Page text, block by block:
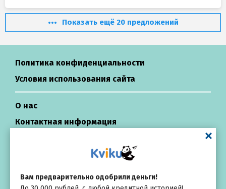
Вам предварительно одобрили деньги!
Показать ещё 20 предложений
Политика конфиденциальности
Условия использования сайта
О нас
Контактная информация
Займы в России